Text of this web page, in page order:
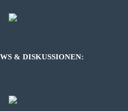
& DISKUSSIONEN: